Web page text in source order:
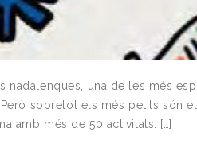
nadalenques, una de les més
sobretot els més petits són
amb més de 50 activitats. […]